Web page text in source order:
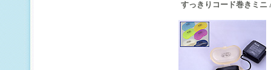
すっきりコード巻きミニ